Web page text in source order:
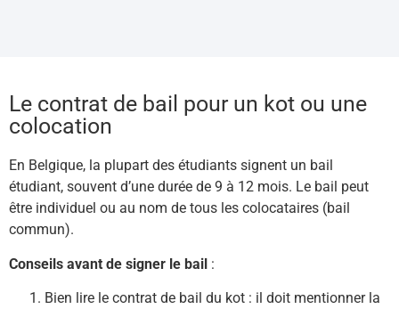
Le contrat de bail pour un kot ou une
colocation
En Belgique, la plupart des étudiants signent un bail
étudiant, souvent d’une durée de 9 à 12 mois. Le bail peut
être individuel ou au nom de tous les colocataires (bail
commun).
Conseils avant de signer le bail :
Bien lire le contrat de bail du kot : il doit mentionner la